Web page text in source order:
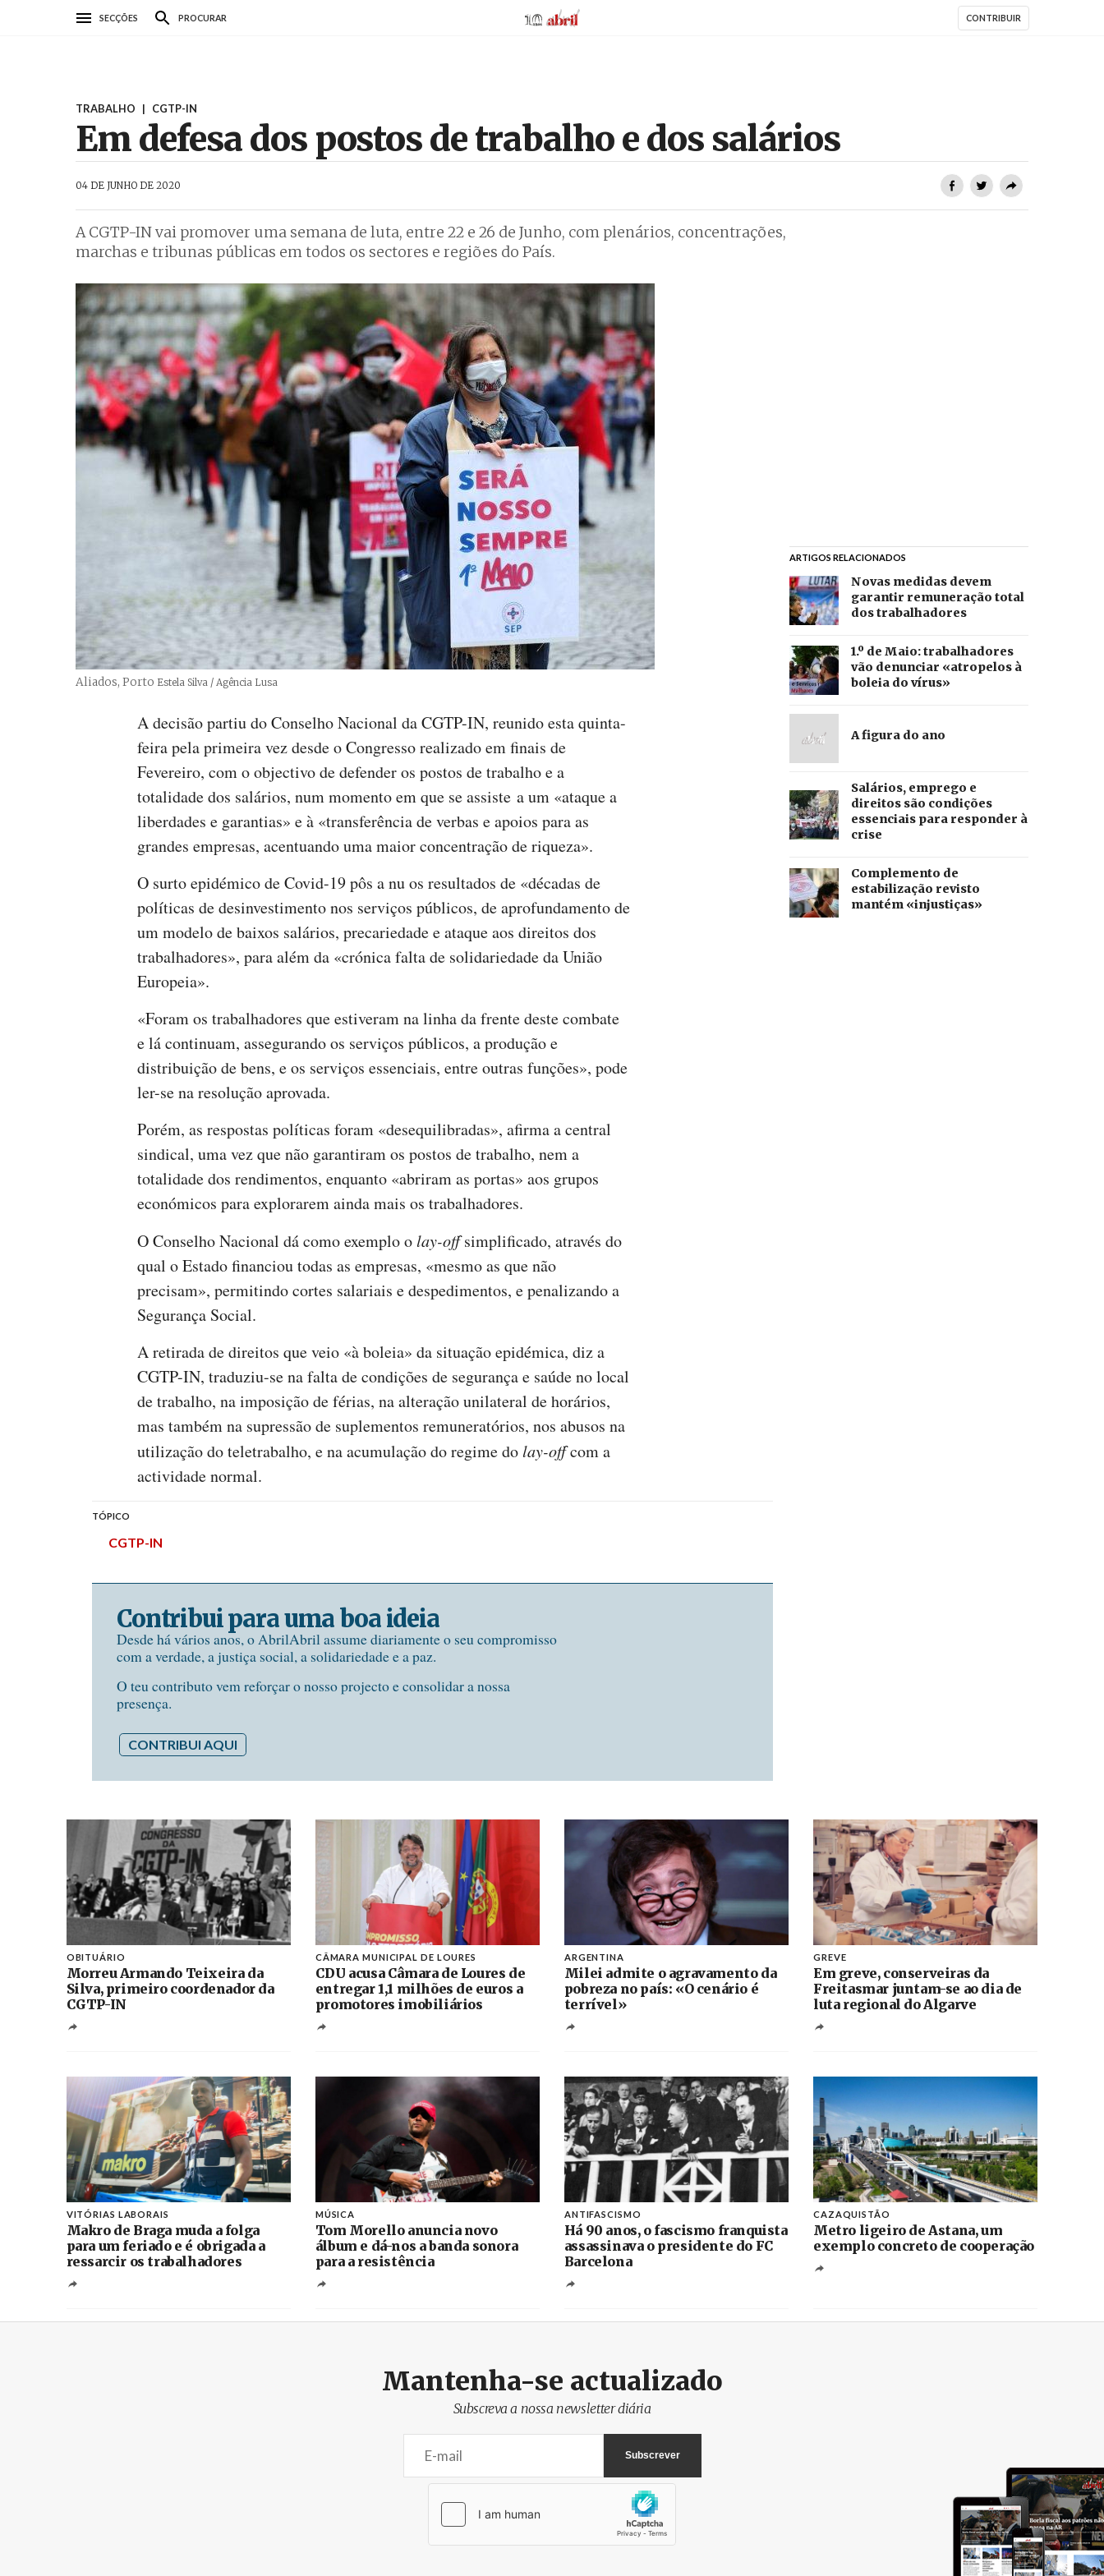
SECÇÕES PROCURAR AbrilAbril CONTRIBUIR
TRABALHO | CGTP-IN
Em defesa dos postos de trabalho e dos salários
04 DE JUNHO DE 2020
A CGTP-IN vai promover uma semana de luta, entre 22 e 26 de Junho, com plenários, concentrações,
marchas e tribunas públicas em todos os sectores e regiões do País.
Aliados, Porto Créditos
Estela Silva / Agência Lusa
A decisão partiu do Conselho Nacional da CGTP-IN, reunido esta quinta-
feira pela primeira vez desde o Congresso realizado em finais de
Fevereiro, com o objectivo de defender os postos de trabalho e a
totalidade dos salários, num momento em que se assiste a um «ataque a
liberdades e garantias» e à «transferência de verbas e apoios para as
grandes empresas, acentuando uma maior concentração de riqueza».
O surto epidémico de Covid-19 pôs a nu os resultados de «décadas de
políticas de desinvestimento nos serviços públicos, de aprofundamento de
um modelo de baixos salários, precariedade e ataque aos direitos dos
trabalhadores», para além da «crónica falta de solidariedade da União
Europeia».
«Foram os trabalhadores que estiveram na linha da frente deste combate
e lá continuam, assegurando os serviços públicos, a produção e
distribuição de bens, e os serviços essenciais, entre outras funções», pode
ler-se na resolução aprovada.
Porém, as respostas políticas foram «desequilibradas», afirma a central
sindical, uma vez que não garantiram os postos de trabalho, nem a
totalidade dos rendimentos, enquanto «abriram as portas» aos grupos
económicos para explorarem ainda mais os trabalhadores.
O Conselho Nacional dá como exemplo olay-offsimplificado, através do
qual o Estado financiou todas as empresas, «mesmo as que não
precisam», permitindo cortes salariais e despedimentos, e penalizando a
Segurança Social.
A retirada de direitos que veio «à boleia» da situação epidémica, diz a
CGTP-IN, traduziu-se na falta de condições de segurança e saúde no local
de trabalho, na imposição de férias, na alteração unilateral de horários,
mas também na supressão de suplementos remuneratórios, nos abusos na
utilização do teletrabalho, e na acumulação do regime dolay-offcom a
actividade normal.
TÓPICO
CGTP-IN
Contribui para uma boa ideia
Desde há vários anos, o AbrilAbril assume diariamente o seu compromisso
com a verdade, a justiça social, a solidariedade e a paz.
O teu contributo vem reforçar o nosso projecto e consolidar a nossa
presença.
CONTRIBUI AQUI
ARTIGOS RELACIONADOS
Novas medidas devem
garantir remuneração total
dos trabalhadores
1.º de Maio: trabalhadores
vão denunciar «atropelos à
boleia do vírus»
A figura do ano
Salários, emprego e
direitos são condições
essenciais para responder à
crise
Complemento de
estabilização revisto
mantém «injustiças»
OBITUÁRIO
Morreu Armando Teixeira da
Silva, primeiro coordenador da
CGTP-IN
CÂMARA MUNICIPAL DE LOURES
CDU acusa Câmara de Loures de
entregar 1,1 milhões de euros a
promotores imobiliários
ARGENTINA
Milei admite o agravamento da
pobreza no país: «O cenário é
terrível»
GREVE
Em greve, conserveiras da
Freitasmar juntam-se ao dia de
luta regional do Algarve
VITÓRIAS LABORAIS
Makro de Braga muda a folga
para um feriado e é obrigada a
ressarcir os trabalhadores
MÚSICA
Tom Morello anuncia novo
álbum e dá-nos a banda sonora
para a resistência
ANTIFASCISMO
Há 90 anos, o fascismo franquista
assassinava o presidente do FC
Barcelona
CAZAQUISTÃO
Metro ligeiro de Astana, um
exemplo concreto de cooperação
Mantenha-se actualizado
Subscreva a nossa newsletter diária